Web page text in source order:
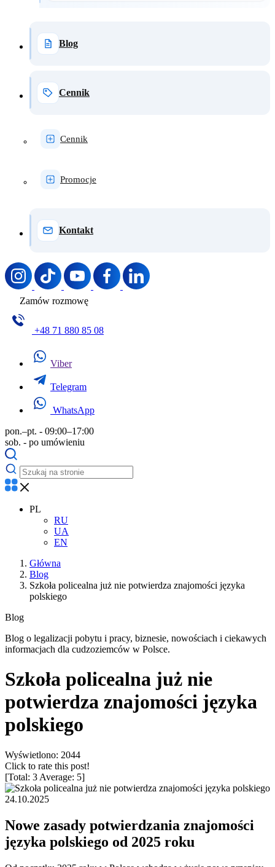
Blog
Cennik
Cennik
Promocje
Kontakt
Zamów rozmowę
+48 71 880 85 08
Viber
Telegram
WhatsApp
pon.–pt. - 09:00–17:00
sob. - po umówieniu
PL
RU
UA
EN
Główna
Blog
Szkoła policealna już nie potwierdza znajomości języka
polskiego
Blog
Blog o legalizacji pobytu i pracy, biznesie, nowościach i ciekawych
informacjach dla cudzoziemców w Polsce.
Szkoła policealna już nie
potwierdza znajomości języka
polskiego
Wyświetlono: 2044
Click to rate this post!
[Total: 3 Average: 5]
24.10.2025
Nowe zasady potwierdzania znajomości
języka polskiego od 2025 roku